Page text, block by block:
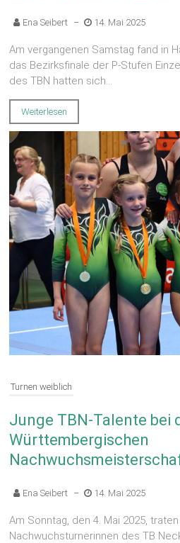
Ena Seibert – 14. Mai 2025
Am vergangenen Samstag fand in
das Bezirksfinale der P-Stufen
des TBN hatten sich...
Weiterlesen
Turnen weiblich
Junge TBN-Talente bei
Württembergischen
Ena Seibert – 14. Mai 2025
Am Sonntag, den 4. Mai 2025,
Nachwuchsturnerinnen des TB